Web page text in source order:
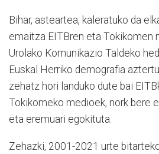
Bihar, asteartea, kaleratuko da
emaitza EITBren eta Tokikomen
Urolako Komunikazio Taldeko
Euskal Herriko demografia
zehatz hori landuko dute bai
Tokikomeko medioek, nork bere
eta eremuari egokituta.
Zehazki, 2001-2021 urte